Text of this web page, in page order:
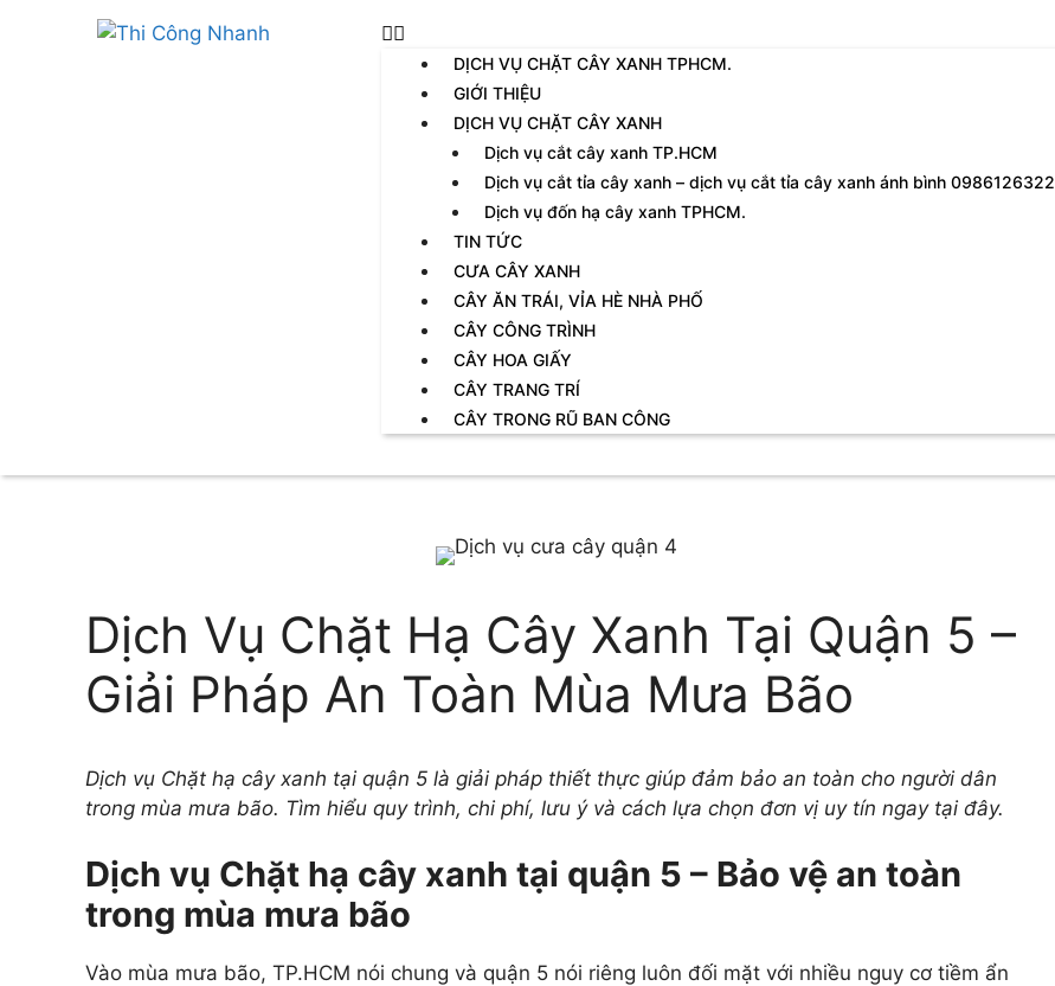
DỊCH VỤ CHẶT CÂY XANH TPHCM.
GIỚI THIỆU
DỊCH VỤ CHẶT CÂY XANH
Dịch vụ cắt cây xanh TP.HCM
Dịch vụ cắt tỉa cây xanh – dịch vụ cắt tỉa cây xanh ánh bình 0986126322
Dịch vụ đốn hạ cây xanh TPHCM.
TIN TỨC
CƯA CÂY XANH
CÂY ĂN TRÁI, VỈA HÈ NHÀ PHỐ
CÂY CÔNG TRÌNH
CÂY HOA GIẤY
CÂY TRANG TRÍ
CÂY TRONG RŨ BAN CÔNG
Dịch Vụ Chặt Hạ Cây Xanh Tại Quận 5 –
Giải Pháp An Toàn Mùa Mưa Bão
Dịch vụ Chặt hạ cây xanh tại quận 5 là giải pháp thiết thực giúp đảm bảo an toàn cho người dân
trong mùa mưa bão. Tìm hiểu quy trình, chi phí, lưu ý và cách lựa chọn đơn vị uy tín ngay tại đây.
Dịch vụ Chặt hạ cây xanh tại quận 5 – Bảo vệ an toàn
trong mùa mưa bão
Vào mùa mưa bão, TP.HCM nói chung và quận 5 nói riêng luôn đối mặt với nhiều nguy cơ tiềm ẩn